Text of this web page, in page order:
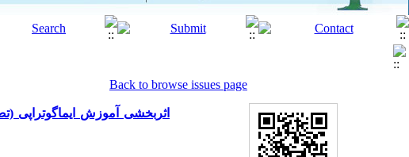
Back to browse issues page
اثربخشی آموزش ایماگوتراپی